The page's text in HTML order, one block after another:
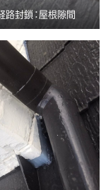
路封鎖：屋根隙間